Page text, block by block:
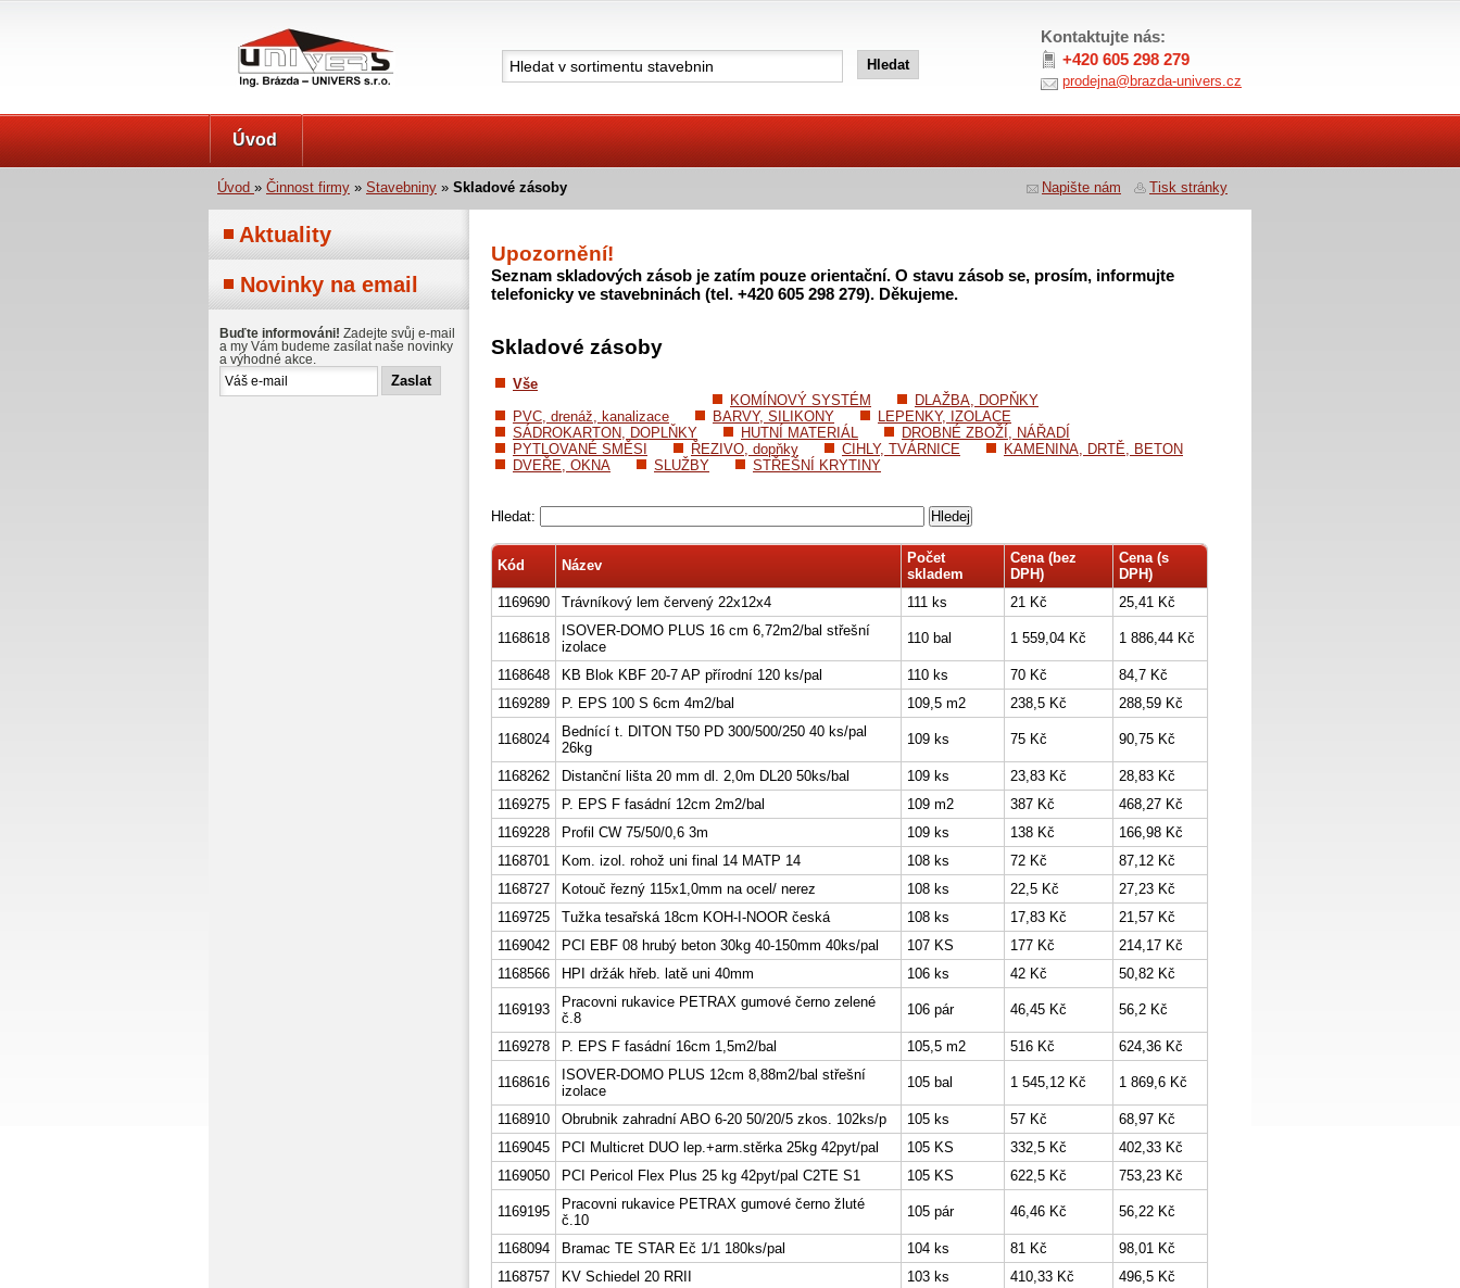
Úvod
Kontaktujte nás:
+420 605 298 279
prodejna@brazda-univers.cz
Úvod » Činnost firmy » Stavebniny » Skladové zásoby Napište nám Tisk stránky
Upozornění!
Seznam skladových zásob je zatím pouze orientační. O stavu zásob se, prosím, informujte
telefonicky ve stavebninách (tel. +420 605 298 279). Děkujeme.
Skladové zásoby
Vše
KOMÍNOVÝ SYSTÉM
DLAŽBA, DOPŇKY
PVC, drenáž, kanalizace
BARVY, SILIKONY
LEPENKY, IZOLACE
SÁDROKARTON, DOPLŇKY
HUTNÍ MATERIÁL
DROBNÉ ZBOŽÍ, NÁŘADÍ
PYTLOVANÉ SMĚSI
ŘEZIVO, dopňky CIHLY, TVÁRNICE
KAMENINA, DRTĚ, BETON
DVEŘE, OKNA
SLUŽBY STŘEŠNÍ KRYTINY
Hledat:
Kód Název
Počet
skladem
Cena (bez
DPH)
Cena (s
DPH)
1169690
Trávníkový lem červený 22x12x4 111 ks 21 Kč 25,41 Kč
1168618
ISOVER-DOMO PLUS 16 cm 6,72m2/bal střešní
izolace
110 bal 1 559,04 Kč 1 886,44 Kč
1168648 KB Blok KBF 20-7 AP přírodní 120 ks/pal 110 ks 70 Kč
84,7 Kč
1169289
P. EPS 100 S 6cm 4m2/bal 109,5 m2 238,5 Kč 288,59 Kč
1168024
Bednící t. DITON T50 PD 300/500/250 40 ks/pal
26kg
109 ks 75 Kč 90,75 Kč
1168262 Distanční lišta 20 mm dl. 2,0m DL20 50ks/bal 109 ks 23,83 Kč
28,83 Kč
1169275
P. EPS F fasádní 12cm 2m2/bal 109 m2 387 Kč
468,27 Kč
1169228
Profil CW 75/50/0,6 3m 109 ks 138 Kč
166,98 Kč
1168701
Kom. izol. rohož uni final 14 MATP 14 108 ks 72 Kč
87,12 Kč
1168727
Kotouč řezný 115x1,0mm na ocel/ nerez 108 ks 22,5 Kč
27,23 Kč
1169725
Tužka tesařská 18cm KOH-I-NOOR česká 108 ks 17,83 Kč
21,57 Kč
1169042
PCI EBF 08 hrubý beton 30kg 40-150mm 40ks/pal 107 KS 177 Kč
214,17 Kč
1168566
HPI držák hřeb. latě uni 40mm 106 ks 42 Kč 50,82 Kč
1169193
Pracovni rukavice PETRAX gumové černo zelené
č.8
106 pár 46,45 Kč 56,2 Kč
1169278 P. EPS F fasádní 16cm 1,5m2/bal 105,5 m2 516 Kč 624,36 Kč
1168616
ISOVER-DOMO PLUS 12cm 8,88m2/bal střešní
izolace
105 bal 1 545,12 Kč 1 869,6 Kč
1168910 Obrubnik zahradní ABO 6-20 50/20/5 zkos. 102ks/p 105 ks 57 Kč
68,97 Kč
1169045
PCI Multicret DUO lep.+arm.stěrka 25kg 42pyt/pal 105 KS 332,5 Kč
402,33 Kč
1169050
PCI Pericol Flex Plus 25 kg 42pyt/pal C2TE S1 105 KS 622,5 Kč 753,23 Kč
1169195
Pracovni rukavice PETRAX gumové černo žluté
č.10
105 pár 46,46 Kč 56,22 Kč
1168094 Bramac TE STAR Eč 1/1 180ks/pal 104 ks 81 Kč
98,01 Kč
1168757
KV Schiedel 20 RRII 103 ks 410,33 Kč
496,5 Kč
Aktuality
Novinky na email
Buďte informováni! Zadejte svůj e-mail
a my Vám budeme zasílat naše novinky
a výhodné akce.